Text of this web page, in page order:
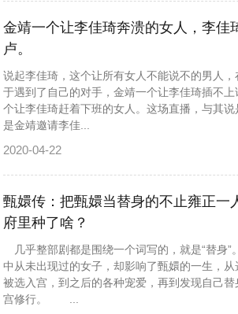
金靖一个让李佳琦奔溃的女人，李佳
卢。
说起李佳琦，这个让所有女人不能说不的男人
于遇到了自己的对手，金靖一个让李佳琦插不
个让李佳琦赶着下班的女人。这场直播，与其
是金靖邀请李佳...
2020-04-22
甄嬛传：把甄嬛当替身的不止雍正一
府里种了啥？
几乎整部剧都是围绕一个词写的，就是“替
中从未出现过的女子，却影响了甄嬛的一生，
被选入宫，到之后的各种宠爱，再到发现自己
宫修行。 ...